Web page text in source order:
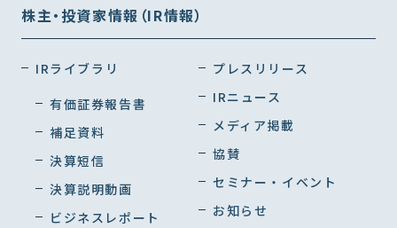
株主・投資家情報（IR情報）
IRライブラリ
有価証券報告書
補足資料
決算短信
決算説明動画
ビジネスレポート
プレスリリース
IRニュース
メディア掲載
協賛
セミナー・イベント
お知らせ